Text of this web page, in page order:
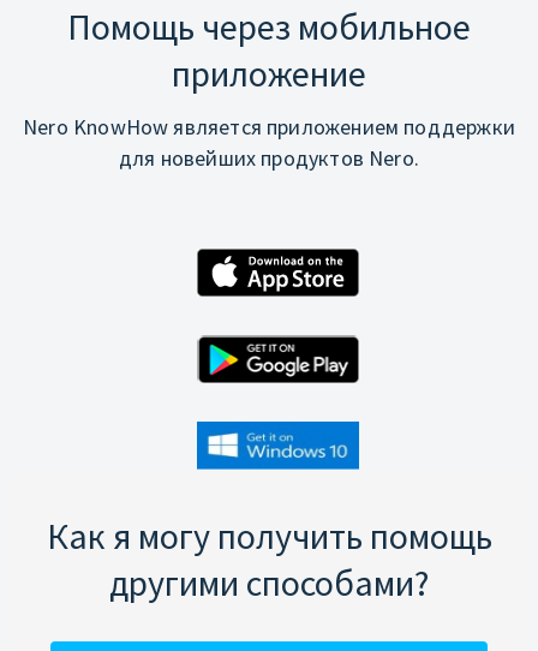
Помощь через мобильное
приложение
Nero KnowHow является приложением поддержки
для новейших продуктов Nero.
Как я могу получить помощь
другими способами?